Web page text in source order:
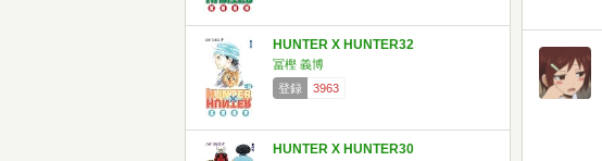
HUNTER X HUNTER32
冨樫 義博
登録
3963
HUNTER X HUNTER30